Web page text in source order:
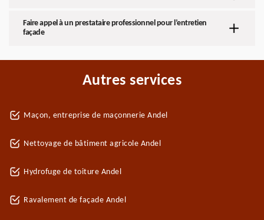
Faire appel à un prestataire professionnel pour l’entretien
façade
Autres services
Maçon, entreprise de maçonnerie Andel
Nettoyage de bâtiment agricole Andel
Hydrofuge de toiture Andel
Ravalement de façade Andel